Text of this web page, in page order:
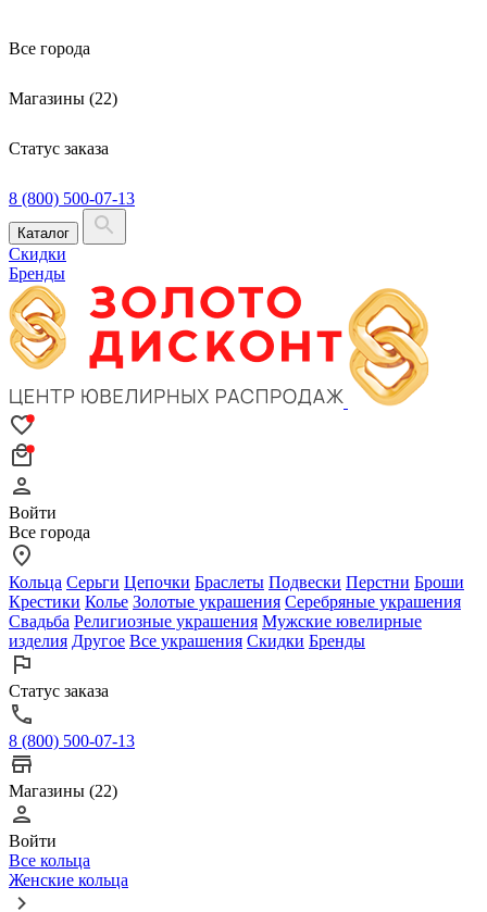
Все города
Магазины (22)
Статус заказа
8 (800) 500-07-13
Каталог
Скидки
Бренды
Войти
Все города
Кольца Серьги Цепочки Браслеты Подвески Перстни Броши
Крестики Колье Золотые украшения Серебряные украшения
Свадьба Религиозные украшения Мужские ювелирные
изделия Другое Все украшения Скидки Бренды
Статус заказа
8 (800) 500-07-13
Магазины (22)
Войти
Все кольца
Женские кольца